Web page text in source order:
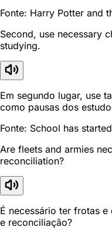
Fonte: Harry Potter and
Second, use necessary
studying.
Em segundo lugar, use
como pausas dos
Fonte: School has
Are fleets and armies
reconciliation?
É necessário ter frotas
e reconciliação?